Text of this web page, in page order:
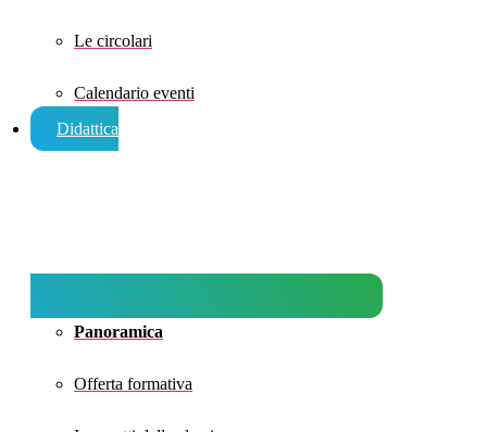
Le circolari
Calendario eventi
Didattica
Panoramica
Offerta formativa